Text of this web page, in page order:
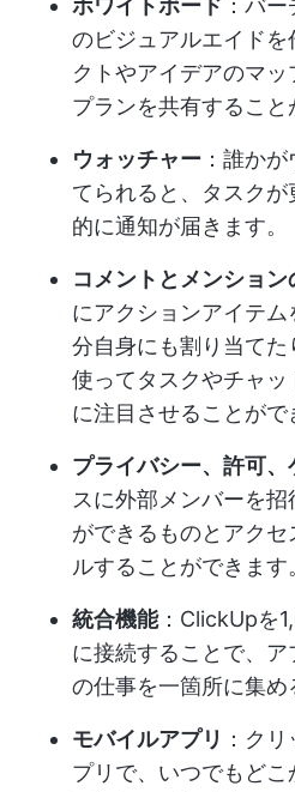
ホワイトボード ：バ
のビジュアルエイド
クトやアイデアのマ
プランを共有すること
ウォッチャー ：誰か
てられると、タスク
的に通知が届きます。
コメントとメンション
にアクションアイテ
分自身にも割り当て
使ってタスクやチャ
に注目させることがで
プライバシー、許可、
スに外部メンバーを
ができるものとアク
ルすることができます
統合機能：ClickUpを
に接続することで、
の仕事を一箇所に集め
モバイルアプリ ：ク
プリで、いつでもど